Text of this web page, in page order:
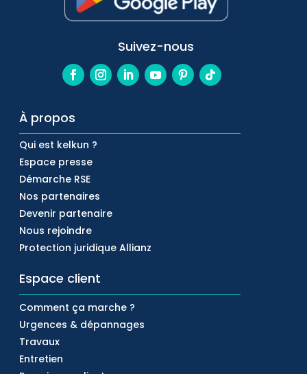
Suivez-nous
À propos
Qui est kelkun ?
Espace presse
Démarche RSE
Nos partenaires
Devenir partenaire
Nous rejoindre
Protection juridique Allianz
Espace client
Comment ça marche ?
Urgences & dépannages
Travaux
Entretien